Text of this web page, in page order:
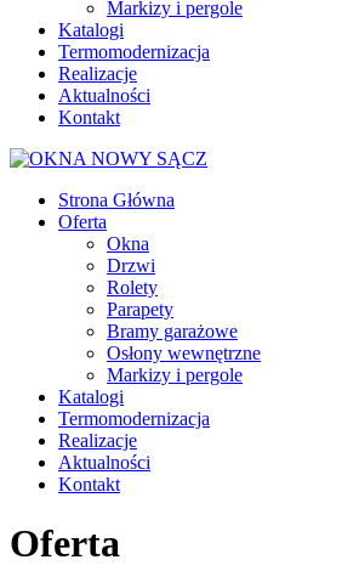
Markizy i pergole
Katalogi
Termomodernizacja
Realizacje
Aktualności
Kontakt
Strona Główna
Oferta
Okna
Drzwi
Rolety
Parapety
Bramy garażowe
Osłony wewnętrzne
Markizy i pergole
Katalogi
Termomodernizacja
Realizacje
Aktualności
Kontakt
Oferta